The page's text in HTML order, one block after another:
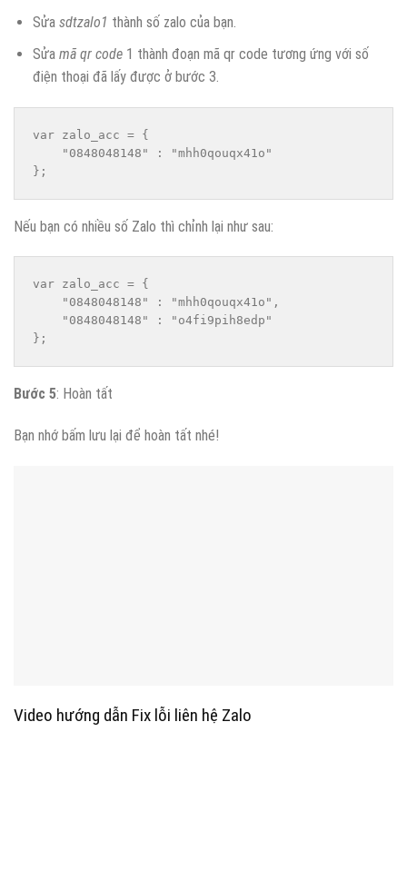
Sửa sdtzalo1 thành số zalo của bạn.
Sửa mã qr code1 thành đoạn mã qr code tương ứng với số
điện thoại đã lấy được ở bước 3.
var zalo_acc = {
    "0848048148" : "mhh0qouqx41o"
};
Nếu bạn có nhiều số Zalo thì chỉnh lại như sau:
var zalo_acc = {
    "0848048148" : "mhh0qouqx41o",
    "0848048148" : "o4fi9pih8edp"
};
Bước 5: Hoàn tất
Bạn nhớ bấm lưu lại để hoàn tất nhé!
Video hướng dẫn Fix lỗi liên hệ Zalo